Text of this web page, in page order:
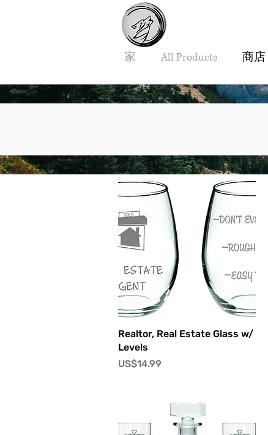
家 All Products 商店
快速瀏覽
Realtor, Real Estate Glass w/
Levels
價格
US$14.99